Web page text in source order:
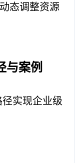
态调整资源
与案例
实现企业级